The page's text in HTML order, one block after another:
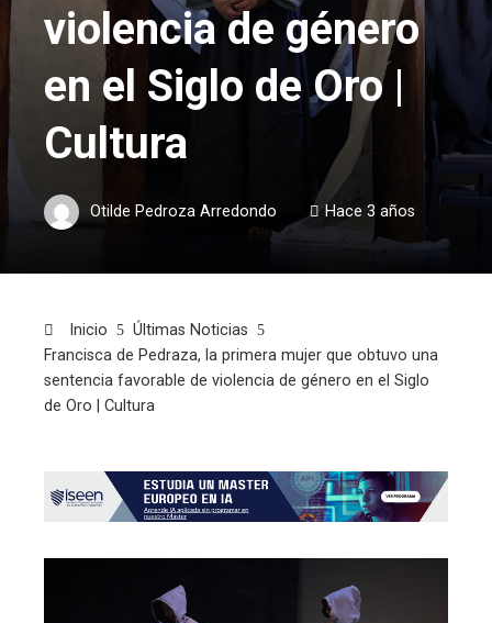
violencia de género
en el Siglo de Oro |
Cultura
Otilde Pedroza Arredondo Hace 3 años
Inicio
Últimas Noticias
Francisca de Pedraza, la primera mujer que obtuvo una
sentencia favorable de violencia de género en el Siglo
de Oro | Cultura